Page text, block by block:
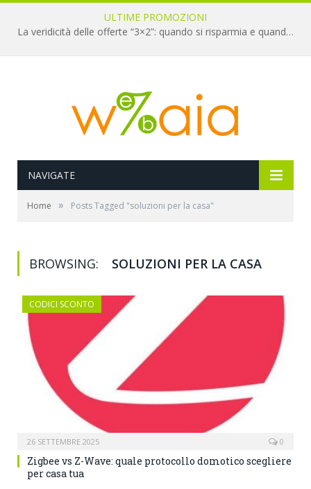
ULTIME PROMOZIONI
La veridicità delle offerte “3×2”: quando si risparmia e quando è un’illusione
NAVIGATE
Home » Posts Tagged "soluzioni per la casa"
BROWSING: SOLUZIONI PER LA CASA
CODICI SCONTO
26 SETTEMBRE 2025 0
Zigbee vs Z-Wave: quale protocollo domotico scegliere
per casa tua